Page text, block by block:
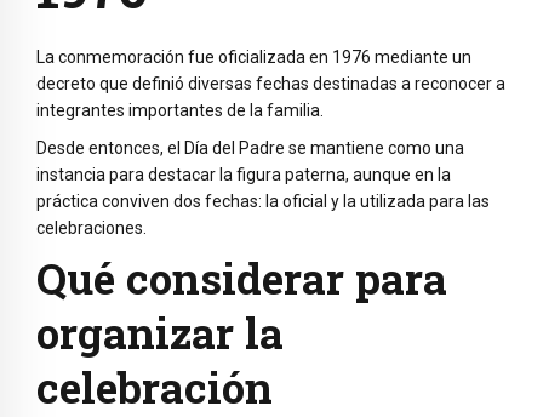
La conmemoración fue oficializada en 1976 mediante un
decreto que definió diversas fechas destinadas a reconocer a
integrantes importantes de la familia.
Desde entonces, el Día del Padre se mantiene como una
instancia para destacar la figura paterna, aunque en la
práctica conviven dos fechas: la oficial y la utilizada para las
celebraciones.
Qué considerar para
organizar la
celebración